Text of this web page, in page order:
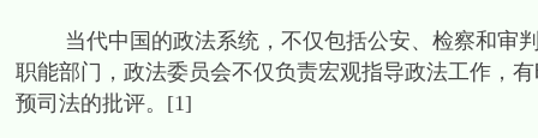
当代中国的政法系统，不仅包括公安、检察和审判
职能部门，政法委员会不仅负责宏观指导政法工作，
预司法的批评。[1]